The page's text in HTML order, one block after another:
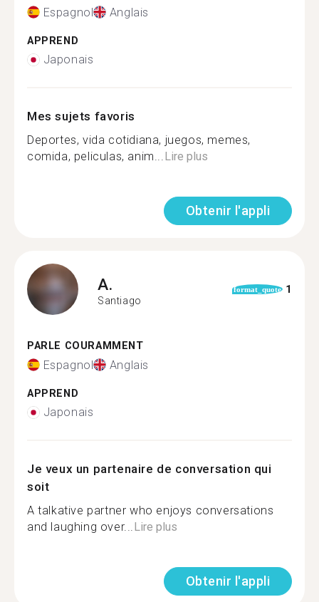
Espagnol Anglais
APPREND
Japonais
Mes sujets favoris
Deportes, vida cotidiana, juegos, memes,
comida, peliculas, anim...Lire plus
Obtenir l'appli
A.
Santiago
format_quote 1
PARLE COURAMMENT
Espagnol Anglais
APPREND
Japonais
Je veux un partenaire de conversation qui
soit
A talkative partner who enjoys conversations
and laughing over...Lire plus
Obtenir l'appli